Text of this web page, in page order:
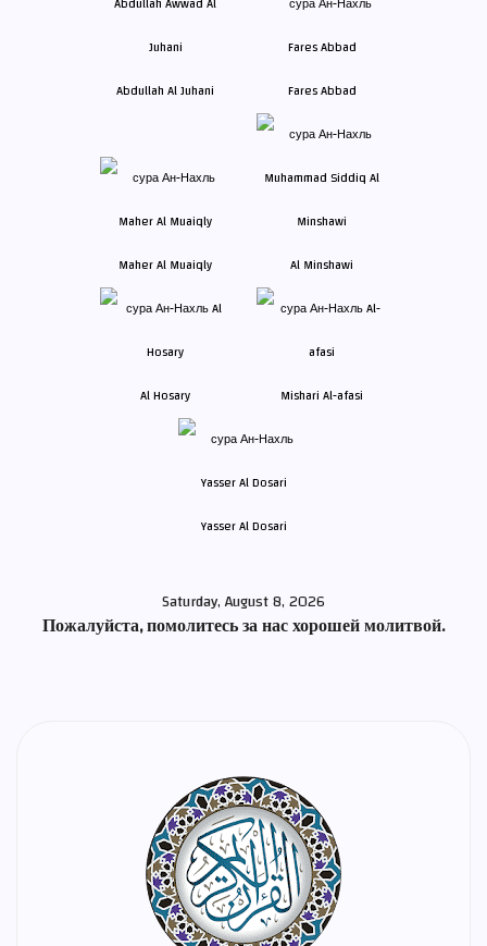
Abdullah Al Juhani Fares Abbad
Maher Al Muaiqly Al Minshawi
Al Hosary Mishari Al-afasi
Yasser Al Dosari
Saturday, August 8, 2026
Пожалуйста, помолитесь за нас хорошей молитвой.